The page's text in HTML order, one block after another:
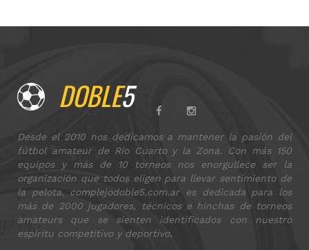
DOBLE5
Desde el 2010 nos dedicamos a mantener la pasión del
fútbol amateur de Río Cuarto y la Zona. Con más 150
equipos y más de 10 torneos nos enorgullece ser la
organización que todos eligen para llevar sentimiento de
la pelota. complejodoble5.com.ar es dedicada para los
más de 2000 jugadores, técnicos e hinchas de torneos
amateurs que se sienten identificados con nuestro
espíritu competitivo y deportivo.